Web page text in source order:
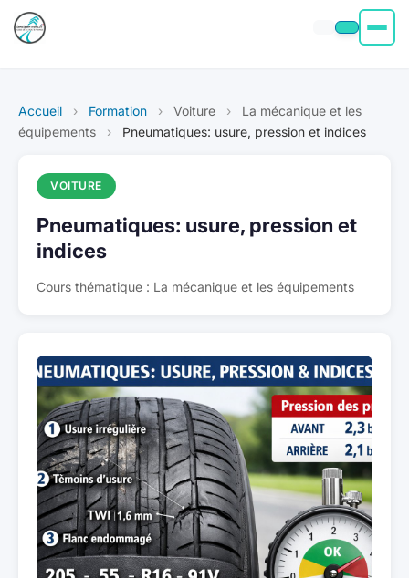
Permis voiture
Permis Bateau
Poids Lourd
Accueil › Formation › Voiture ›
La mécanique et les
équipements
› Pneumatiques: usure, pression et indices
VOITURE
Pneumatiques: usure, pression et
indices
Cours thématique : La mécanique et les équipements